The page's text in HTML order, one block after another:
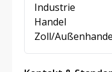
Industrie
Handel
Zoll/